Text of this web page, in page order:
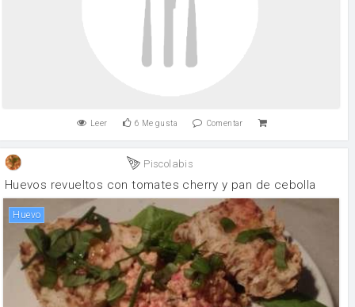
Leer 6 Me gusta Comentar
Piscolabis
Huevos revueltos con tomates cherry y pan de cebolla
huevo